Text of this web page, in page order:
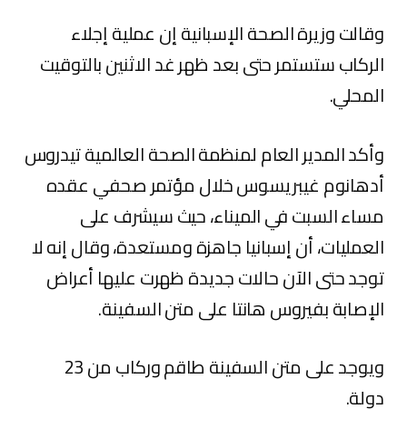
و⁠قالت ⁠⁠وزيرة الصحة الإسبانية إن عملية إجلاء
الركاب ستستمر حتى بعد ظهر غد الاثنين بالتوقيت
المحلي.
وأكد المدير العام لمنظمة الصحة العالمية تيدروس
أدهانوم غيبريسوس خلال مؤتمر صحفي عقده
مساء السبت في الميناء، حيث سيشرف على
العمليات، أن إسبانيا جاهزة ومستعدة، وقال إنه لا
توجد حتى الآن حالات جديدة ظهرت عليها أعراض
الإصابة بفيروس هانتا على متن السفينة.
ويوجد على متن السفينة طاقم وركاب من 23
دولة.